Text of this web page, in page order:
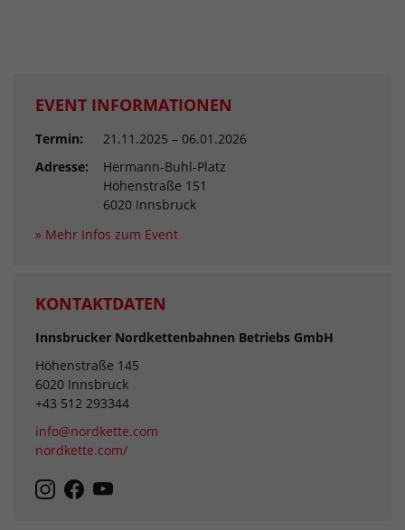
EVENT INFORMATIONEN
Termin:
21.11.2025 – 06.01.2026
Adresse:
Hermann-Buhl-Platz
Höhenstraße 151
6020 Innsbruck
» Mehr Infos zum Event
KONTAKTDATEN
Innsbrucker Nordkettenbahnen Betriebs GmbH
Höhenstraße 145
6020 Innsbruck
+43 512 293344
info@nordkette.com
nordkette.com/